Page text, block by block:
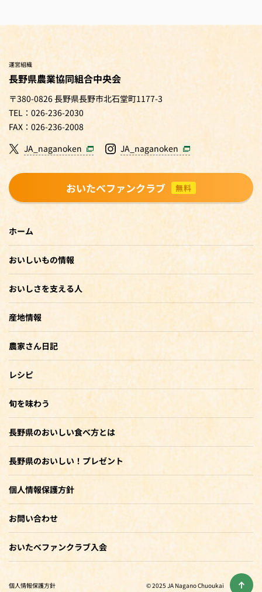
運営組織
長野県農業協同組合中央会
〒380-0826 長野県長野市北石堂町1177-3
TEL：026-236-2030
FAX：026-236-2008
JA_naganoken
JA_naganoken
おいたべファンクラブ 無料
ホーム
おいしいもの情報
おいしさを支える人
産地情報
農家さん日記
レシピ
旬を味わう
長野県のおいしい食べ方とは
長野県のおいしい！プレゼント
個人情報保護方針
お問い合わせ
おいたべファンクラブ入会
個人情報保護方針 © 2025 JA Nagano Chuoukai